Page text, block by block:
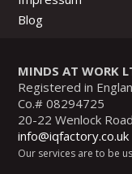
Blog
MINDS AT WORK
Registered in
Co.# 08294725
20-22 Wenlock
info@iqfactory.co.uk
Our services are to be